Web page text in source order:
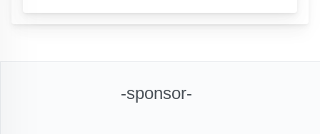
-sponsor-